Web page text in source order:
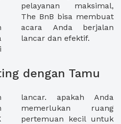
lancar dan efektif.
dengan Tamu